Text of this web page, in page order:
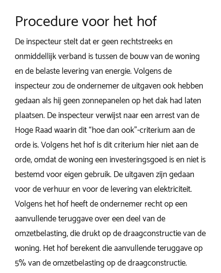
Procedure voor het hof
De inspecteur stelt dat er geen rechtstreeks en
onmiddellijk verband is tussen de bouw van de woning
en de belaste levering van energie. Volgens de
inspecteur zou de ondernemer de uitgaven ook hebben
gedaan als hij geen zonnepanelen op het dak had laten
plaatsen. De inspecteur verwijst naar een arrest van de
Hoge Raad waarin dit “hoe dan ook”-criterium aan de
orde is. Volgens het hof is dit criterium hier niet aan de
orde, omdat de woning een investeringsgoed is en niet is
bestemd voor eigen gebruik. De uitgaven zijn gedaan
voor de verhuur en voor de levering van elektriciteit.
Volgens het hof heeft de ondernemer recht op een
aanvullende teruggave over een deel van de
omzetbelasting, die drukt op de draagconstructie van de
woning. Het hof berekent die aanvullende teruggave op
5% van de omzetbelasting op de draagconstructie.